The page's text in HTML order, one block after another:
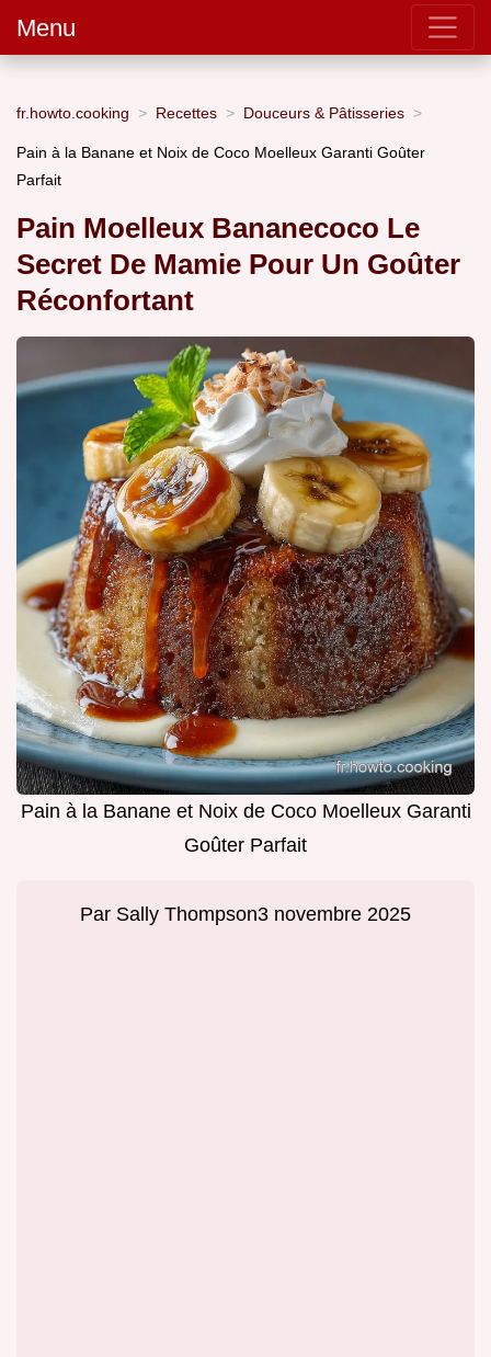
Menu
fr.howto.cooking Recettes Douceurs & Pâtisseries
Pain à la Banane et Noix de Coco Moelleux Garanti Goûter
Parfait
Pain Moelleux Bananecoco Le
Secret De Mamie Pour Un Goûter
Réconfortant
Pain à la Banane et Noix de Coco Moelleux Garanti
Goûter Parfait
Par Sally Thompson3 novembre 2025